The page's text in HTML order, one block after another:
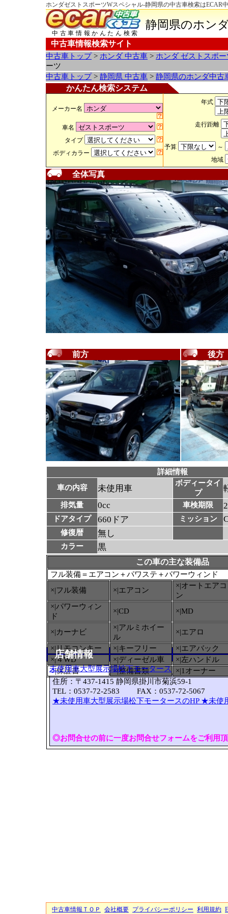
ホンダゼストスポーツWスペシャル-静岡県の中古車検索はECAR
中古車情報かんたん検索
静岡県のホン
中古車情報検索サイト
中古車トップ> ホンダ 中古車 > ホンダ ゼストスポ
ーツ
中古車トップ> 静岡県 中古車 > 静岡県のホンダ中古
かんたん検索システム
メーカー名
車名
タイプ
ボディカラー
年式
走行距離
予算
～
地域
全体写真
前方 後方
詳細情報
車の内容
未使用車
ボディータイ
プ
排気量 0cc 車検期限
ドアタイプ 660ドア ミッション
修復暦 無し
カラー 黒
この車の主な装備品
フル装備＝エアコン＋パワステ＋パワーウィンド
×|フル装備
×|エアコン
×|オートエアコ
ン
×|パワーウィン
ド
×|CD ×|MD
×|カーナビ
×|アルミホイー
ル
×|エアロ
×|リモコンキー
×|キーフリー
×|エアバック
×|４WD
×|ディーゼル車
×|左ハンドル
○|保証書 ×|整備書類 ×|1オーナー
店舗情報
未使用車大型展示場松下モータース
住所：〒437-1415 静岡県掛川市菊浜59-1
TEL：0537-72-2583 FAX：0537-72-5067
★未使用車大型展示場松下モータースのHP ★未使
◎お問合せの前に一度お問合せフォームをご利用
中古車情報ＴＯＰ 会社概要 プライバシーポリシー 利用規約